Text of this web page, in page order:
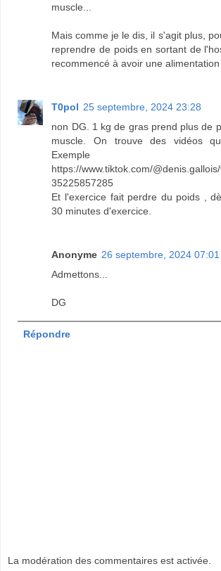
muscle...
Mais comme je le dis, il s'agit plus,
reprendre de poids en sortant de
recommencé à avoir une alimentation
T0pol 25 septembre, 2024 23:28
non DG. 1 kg de gras prend plus de
muscle. On trouve des vidéos
https://www.tiktok.com/
35225857285
Et l'exercice fait perdre du poids ,
30 minutes d'exercice.
Anonyme 26 septembre, 2024 07:01
Admettons...
DG
Répondre
La modération des commentaires est activée.